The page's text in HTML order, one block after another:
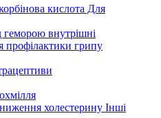
кислота Для
геморою внутрішні
профілактики грипу
холестерину Інші